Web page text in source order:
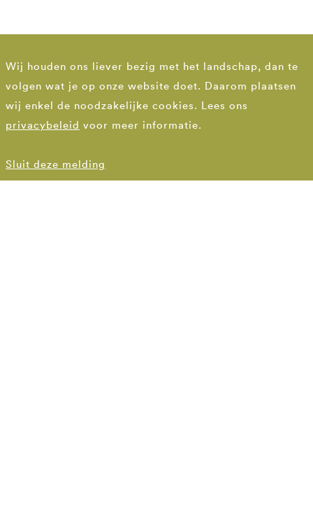
Wij houden ons liever bezig met het landschap, dan te
volgen wat je op onze website doet. Daarom plaatsen
wij enkel de noodzakelijke cookies. Lees ons
privacybeleid voor meer informatie.
Sluit deze melding